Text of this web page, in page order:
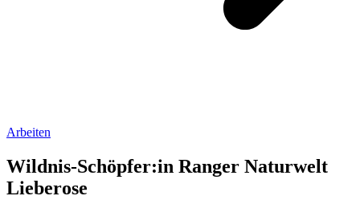
Arbeiten
Wildnis-Schöpfer:in Ranger Naturwelt
Lieberose